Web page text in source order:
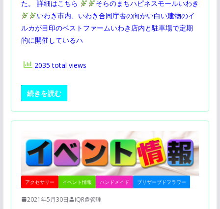
た。 詳細はこちら
そらのまちハピネスモールいわき
いわき市内、いわき合同庁舎の向かい白い建物のイ
ルカが目印のベストファームいわき店内と駐車場で定期
的に開催しているハ
2035 total views
続きを読む
アクセサリー イベント情報 ハンドメイド プリザーブドフラワー
2021年5月30日 iQR@管理